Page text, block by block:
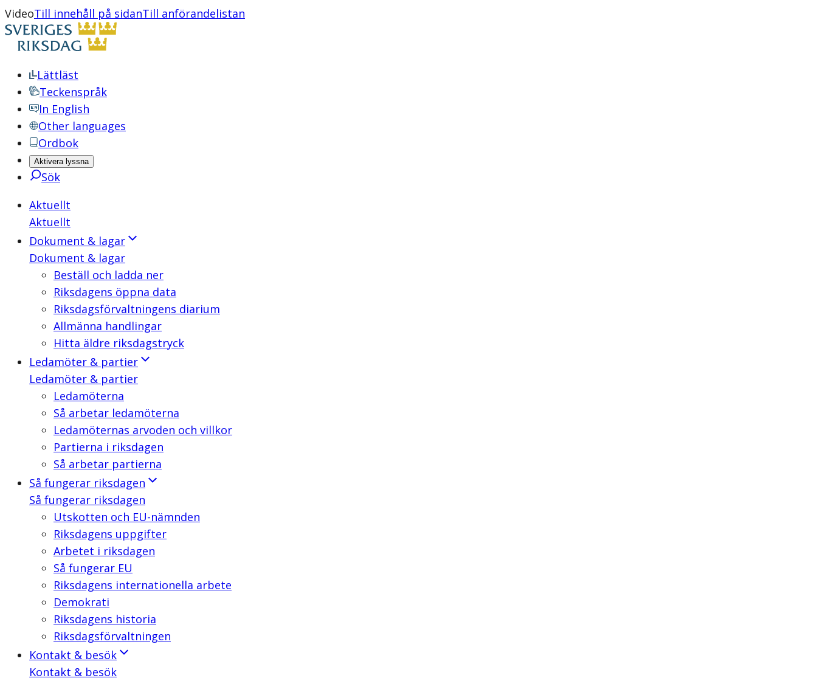
VideoTill innehåll på sidanTill anförandelistan
Lättläst
Teckenspråk
In English
Other languages
Ordbok
Aktivera lyssna
Sök
Aktuellt
Aktuellt
Dokument & lagar
Dokument & lagar
Beställ och ladda ner
Riksdagens öppna data
Riksdagsförvaltningens diarium
Allmänna handlingar
Hitta äldre riksdagstryck
Ledamöter & partier
Ledamöter & partier
Ledamöterna
Så arbetar ledamöterna
Ledamöternas arvoden och villkor
Partierna i riksdagen
Så arbetar partierna
Så fungerar riksdagen
Så fungerar riksdagen
Utskotten och EU-nämnden
Riksdagens uppgifter
Arbetet i riksdagen
Så fungerar EU
Riksdagens internationella arbete
Demokrati
Riksdagens historia
Riksdagsförvaltningen
Kontakt & besök
Kontakt & besök